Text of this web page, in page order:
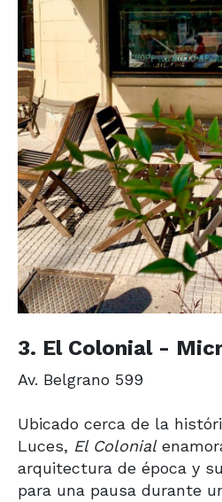
3. El Colonial -
Av. Belgrano 599
Ubicado cerca de la
Luces, El Colonial
arquitectura de época y
para una pausa durante